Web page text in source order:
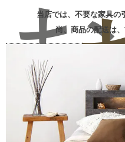
お
当店では、不要な家具の
尚、商品の配送は